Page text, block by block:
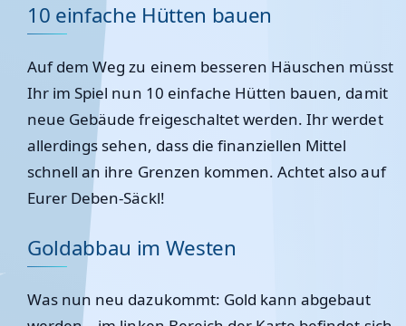
10 einfache Hütten bauen
Auf dem Weg zu einem besseren Häuschen müsst
Ihr im Spiel nun 10 einfache Hütten bauen, damit
neue Gebäude freigeschaltet werden. Ihr werdet
allerdings sehen, dass die finanziellen Mittel
schnell an ihre Grenzen kommen. Achtet also auf
Eurer Deben-Säckl!
Goldabbau im Westen
Was nun neu dazukommt: Gold kann abgebaut